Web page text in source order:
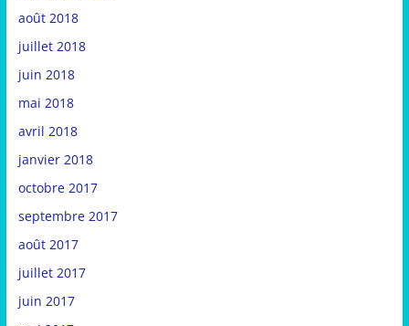
août 2018
juillet 2018
juin 2018
mai 2018
avril 2018
janvier 2018
octobre 2017
septembre 2017
août 2017
juillet 2017
juin 2017